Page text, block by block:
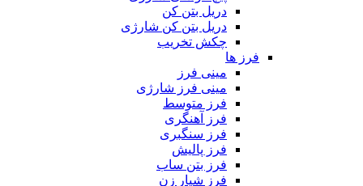
دریل بتن کن
دریل بتن کن شارژی
چکش تخریب
فرز ها
مینی فرز
مینی فرز شارژی
فرز متوسط
فرز آهنگری
فرز سنگبری
فرز پالیش
فرز بتن ساب
فرز شیار زن